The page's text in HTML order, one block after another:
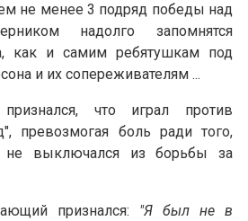
не менее 3 подряд победы над
надолго запомнятся
как и самим ребятушкам под
и их сопереживателям ...
что играл против
превозмогая боль ради того,
не выключался из борьбы за
признался: "Я был не в